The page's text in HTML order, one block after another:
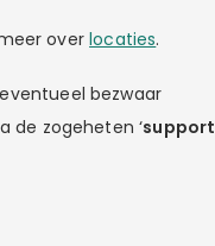
overlocaties.
bezwaar
de zogeheten ‘support